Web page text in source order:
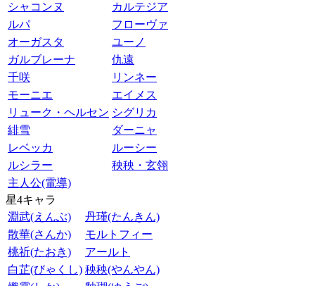
シャコンヌ
カルテジア
ルパ
フローヴァ
オーガスタ
ユーノ
ガルブレーナ
仇遠
千咲
リンネー
モーニエ
エイメス
リューク・ヘルセン シグリカ
緋雪
ダーニャ
レベッカ
ルーシー
ルシラー
秧秧・玄翎
主人公(電導)
星4キャラ
淵武(えんぶ)
丹瑾(たんきん)
散華(さんか)
モルトフィー
桃祈(たおき)
アールト
白芷(びゃくし) 秧秧(やんやん)